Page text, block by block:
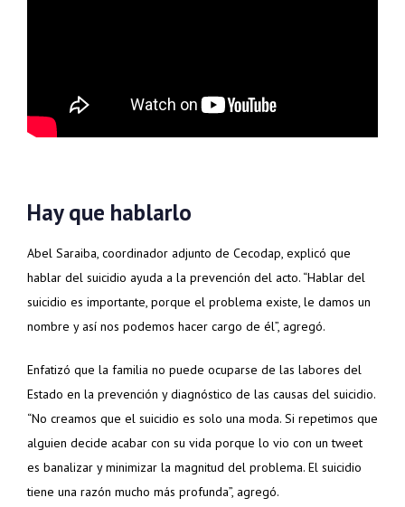
Hay que hablarlo
Abel Saraiba, coordinador adjunto de Cecodap, explicó que
hablar del suicidio ayuda a la prevención del acto. “Hablar del
suicidio es importante, porque el problema existe, le damos un
nombre y así nos podemos hacer cargo de él”, agregó.
Enfatizó que la familia no puede ocuparse de las labores del
Estado en la prevención y diagnóstico de las causas del suicidio.
“No creamos que el suicidio es solo una moda. Si repetimos que
alguien decide acabar con su vida porque lo vio con un tweet
es banalizar y minimizar la magnitud del problema. El suicidio
tiene una razón mucho más profunda”, agregó.